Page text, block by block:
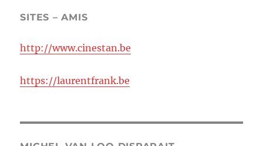
SITES – AMIS
http://www.cinestan.be
https://laurentfrank.be